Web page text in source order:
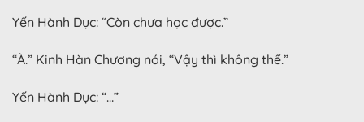
Yến Hành Dục: “Còn chưa học được.”
“À.” Kinh Hàn Chương nói, “Vậy thì không thể.”
Yến Hành Dục: “…”